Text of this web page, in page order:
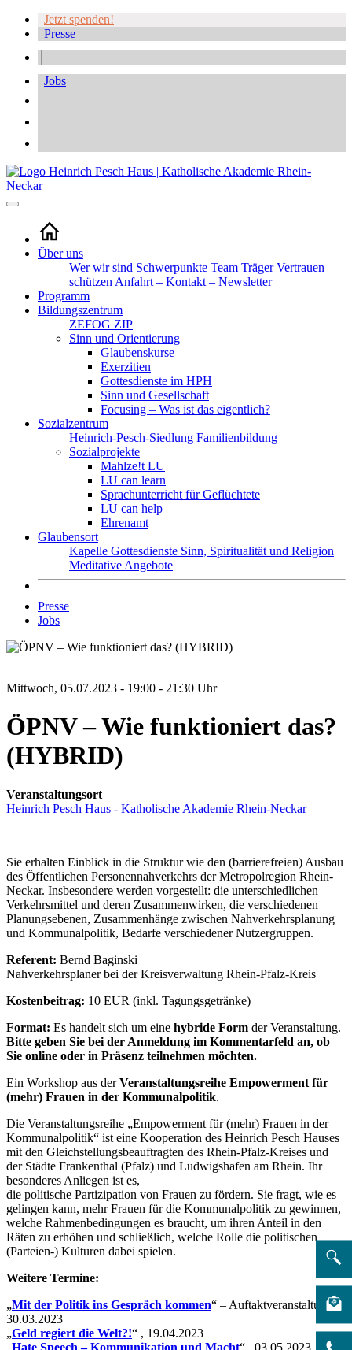
Jetzt spenden!
Presse
Jobs
Über uns
Wer wir sind Schwerpunkte Team TrägerVertrauen
schützen Anfahrt – Kontakt – Newsletter
Programm
Bildungszentrum
ZEFOG ZIP
Sinn und Orientierung
Glaubenskurse
Exerzitien
Gottesdienste im HPH
Sinn und Gesellschaft
Focusing – Was ist das eigentlich?
Sozialzentrum
Heinrich-Pesch-Siedlung Familienbildung
Sozialprojekte
Mahlze!t LU
LU can learn
Sprachunterricht für Geflüchtete
LU can help
Ehrenamt
Glaubensort
Kapelle Gottesdienste Sinn, Spiritualität und Religion
Meditative Angebote
Presse
Jobs
Mittwoch, 05.07.2023 - 19:00 - 21:30 Uhr
ÖPNV – Wie funktioniert das?
(HYBRID)
Veranstaltungsort
Heinrich Pesch Haus - Katholische Akademie Rhein-Neckar
Sie erhalten Einblick in die Struktur wie den (barrierefreien) Ausbau
des Öffentlichen Personennahverkehrs der Metropolregion Rhein-
Neckar. Insbesondere werden vorgestellt: die unterschiedlichen
Verkehrsmittel und deren Zusammenwirken, die verschiedenen
Planungsebenen, Zusammenhänge zwischen Nahverkehrsplanung
und Kommunalpolitik, Bedarfe verschiedener Nutzergruppen.
Referent: Bernd Baginski
Nahverkehrsplaner bei der Kreisverwaltung Rhein-Pfalz-Kreis
Kostenbeitrag: 10 EUR (inkl. Tagungsgetränke)
Format: Es handelt sich um eine hybride Form der Veranstaltung.
Bitte geben Sie bei der Anmeldung im Kommentarfeld an, ob
Sie online oder in Präsenz teilnehmen möchten.
Ein Workshop aus derVeranstaltungsreihe Empowerment für
(mehr) Frauen in der Kommunalpolitik.
Die Veranstaltungsreihe „Empowerment für (mehr) Frauen in der
Kommunalpolitik“ ist eine Kooperation des Heinrich Pesch Hauses
mit den Gleichstellungsbeauftragten des Rhein-Pfalz-Kreises und
der Städte Frankenthal (Pfalz) und Ludwigshafen am Rhein. Ihr
besonderes Anliegen ist es,
die politische Partizipation von Frauen zu fördern. Sie fragt, wie es
gelingen kann, mehr Frauen für die Kommunalpolitik zu gewinnen,
welche Rahmenbedingungen es braucht, um ihren Anteil in den
Räten zu erhöhen und schließlich, welche Rolle die politischen
(Parteien-) Kulturen dabei spielen.
Weitere Termine:
„Mit der Politik ins Gespräch kommen“ – Auftaktveranstaltung,
30.03.2023
„Geld regiert die Welt?!“ , 19.04.2023
„Hate Speech – Kommunikation und Macht“ , 03.05.2023